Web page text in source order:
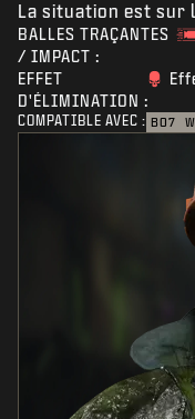
La situation est sur
BALLES TRAÇANTES
/ IMPACT :
EFFET
D'ÉLIMINATION :
COMPATIBLE AVEC : BO7